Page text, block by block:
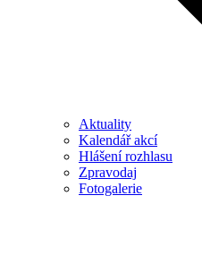
Aktuality
Kalendář akcí
Hlášení rozhlasu
Zpravodaj
Fotogalerie